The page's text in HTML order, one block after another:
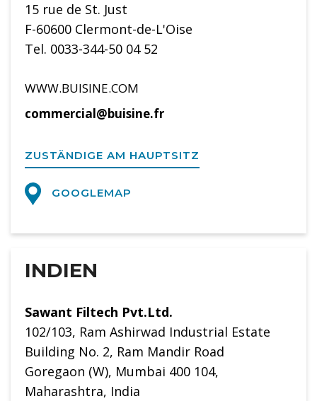
15 rue de St. Just
F-60600 Clermont-de-L'Oise
Tel. 0033-344-50 04 52
WWW.BUISINE.COM
commercial@buisine.fr
ZUSTÄNDIGE AM HAUPTSITZ
GOOGLEMAP
INDIEN
Sawant Filtech Pvt.Ltd.
102/103, Ram Ashirwad Industrial Estate
Building No. 2, Ram Mandir Road
Goregaon (W), Mumbai 400 104,
Maharashtra, India